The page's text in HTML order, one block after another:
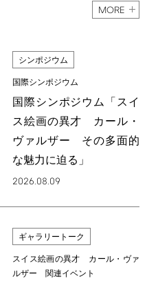
MORE
シンポジウム
国際シンポジウム
国際シンポジウム「スイ
ス絵画の異才 カール・
ヴァルザー その多面的
な魅力に迫る」
2026.08.09
ギャラリートーク
スイス絵画の異才 カール・ヴァ
ルザー 関連イベント